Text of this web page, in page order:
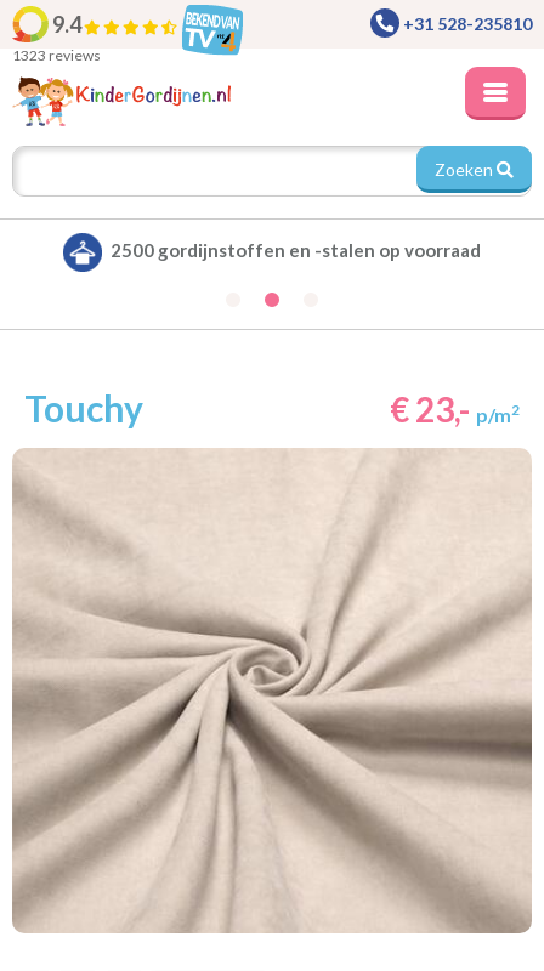
9.4
1323 reviews
+31 528-235810
Zoeken
Alle gordijnen verduisterend leverbaar
Touchy € 23,- p/m2